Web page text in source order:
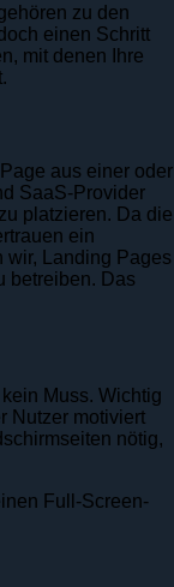
zu den
einen Schritt
mit denen Ihre
aus einer oder
SaaS-Provider
platzieren. Da die
ein
wir, Landing Pages
betreiben. Das
Muss. Wichtig
Nutzer motiviert
nötig,
Full-Screen-